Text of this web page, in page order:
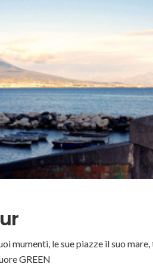
mumenti, le sue piazze il suo
GREEN